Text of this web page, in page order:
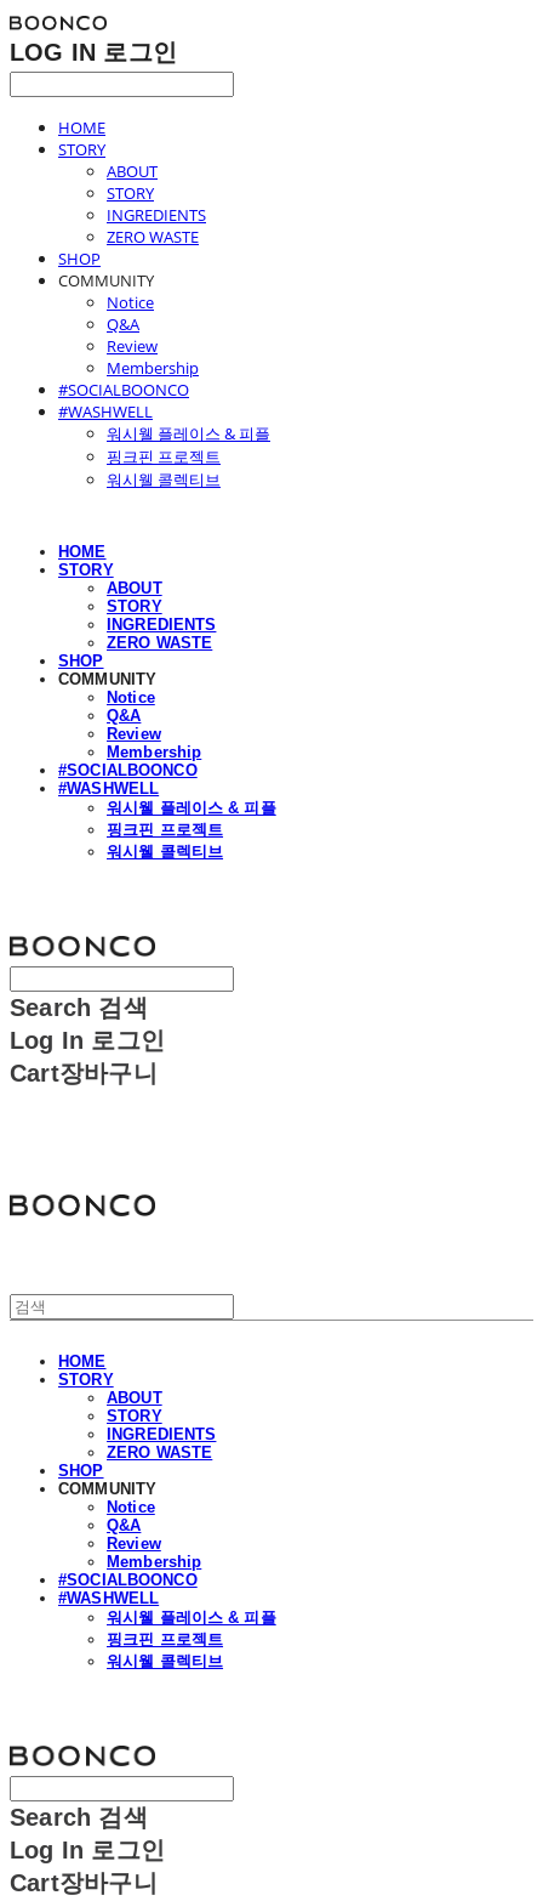
LOG IN 로그인
HOME
STORY
ABOUT
STORY
INGREDIENTS
ZERO WASTE
SHOP
COMMUNITY
Notice
Q&A
Review
Membership
#SOCIALBOONCO
#WASHWELL
워시웰 플레이스 & 피플
핑크핀 프로젝트
워시웰 콜렉티브
HOME
STORY
ABOUT
STORY
INGREDIENTS
ZERO WASTE
SHOP
COMMUNITY
Notice
Q&A
Review
Membership
#SOCIALBOONCO
#WASHWELL
워시웰 플레이스 & 피플
핑크핀 프로젝트
워시웰 콜렉티브
Search 검색
Log In 로그인
Cart장바구니
HOME
STORY
ABOUT
STORY
INGREDIENTS
ZERO WASTE
SHOP
COMMUNITY
Notice
Q&A
Review
Membership
#SOCIALBOONCO
#WASHWELL
워시웰 플레이스 & 피플
핑크핀 프로젝트
워시웰 콜렉티브
Search 검색
Log In 로그인
Cart장바구니